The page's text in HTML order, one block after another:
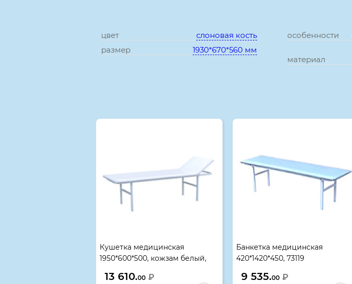
цвет
слоновая кость
размер
1930*670*560 мм
особенности
материал
Кушетка медицинская
1950*600*500, кожзам белый,
13 610.00 ₽
Банкетка медицинская
420*1420*450, 73119
9 535.00 ₽